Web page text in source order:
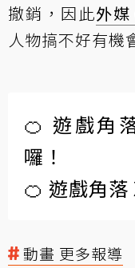
撤銷，因此外
人物搞不好有機
🍊 遊戲角
囉！
🍊 遊戲角落
動畫 更多報導